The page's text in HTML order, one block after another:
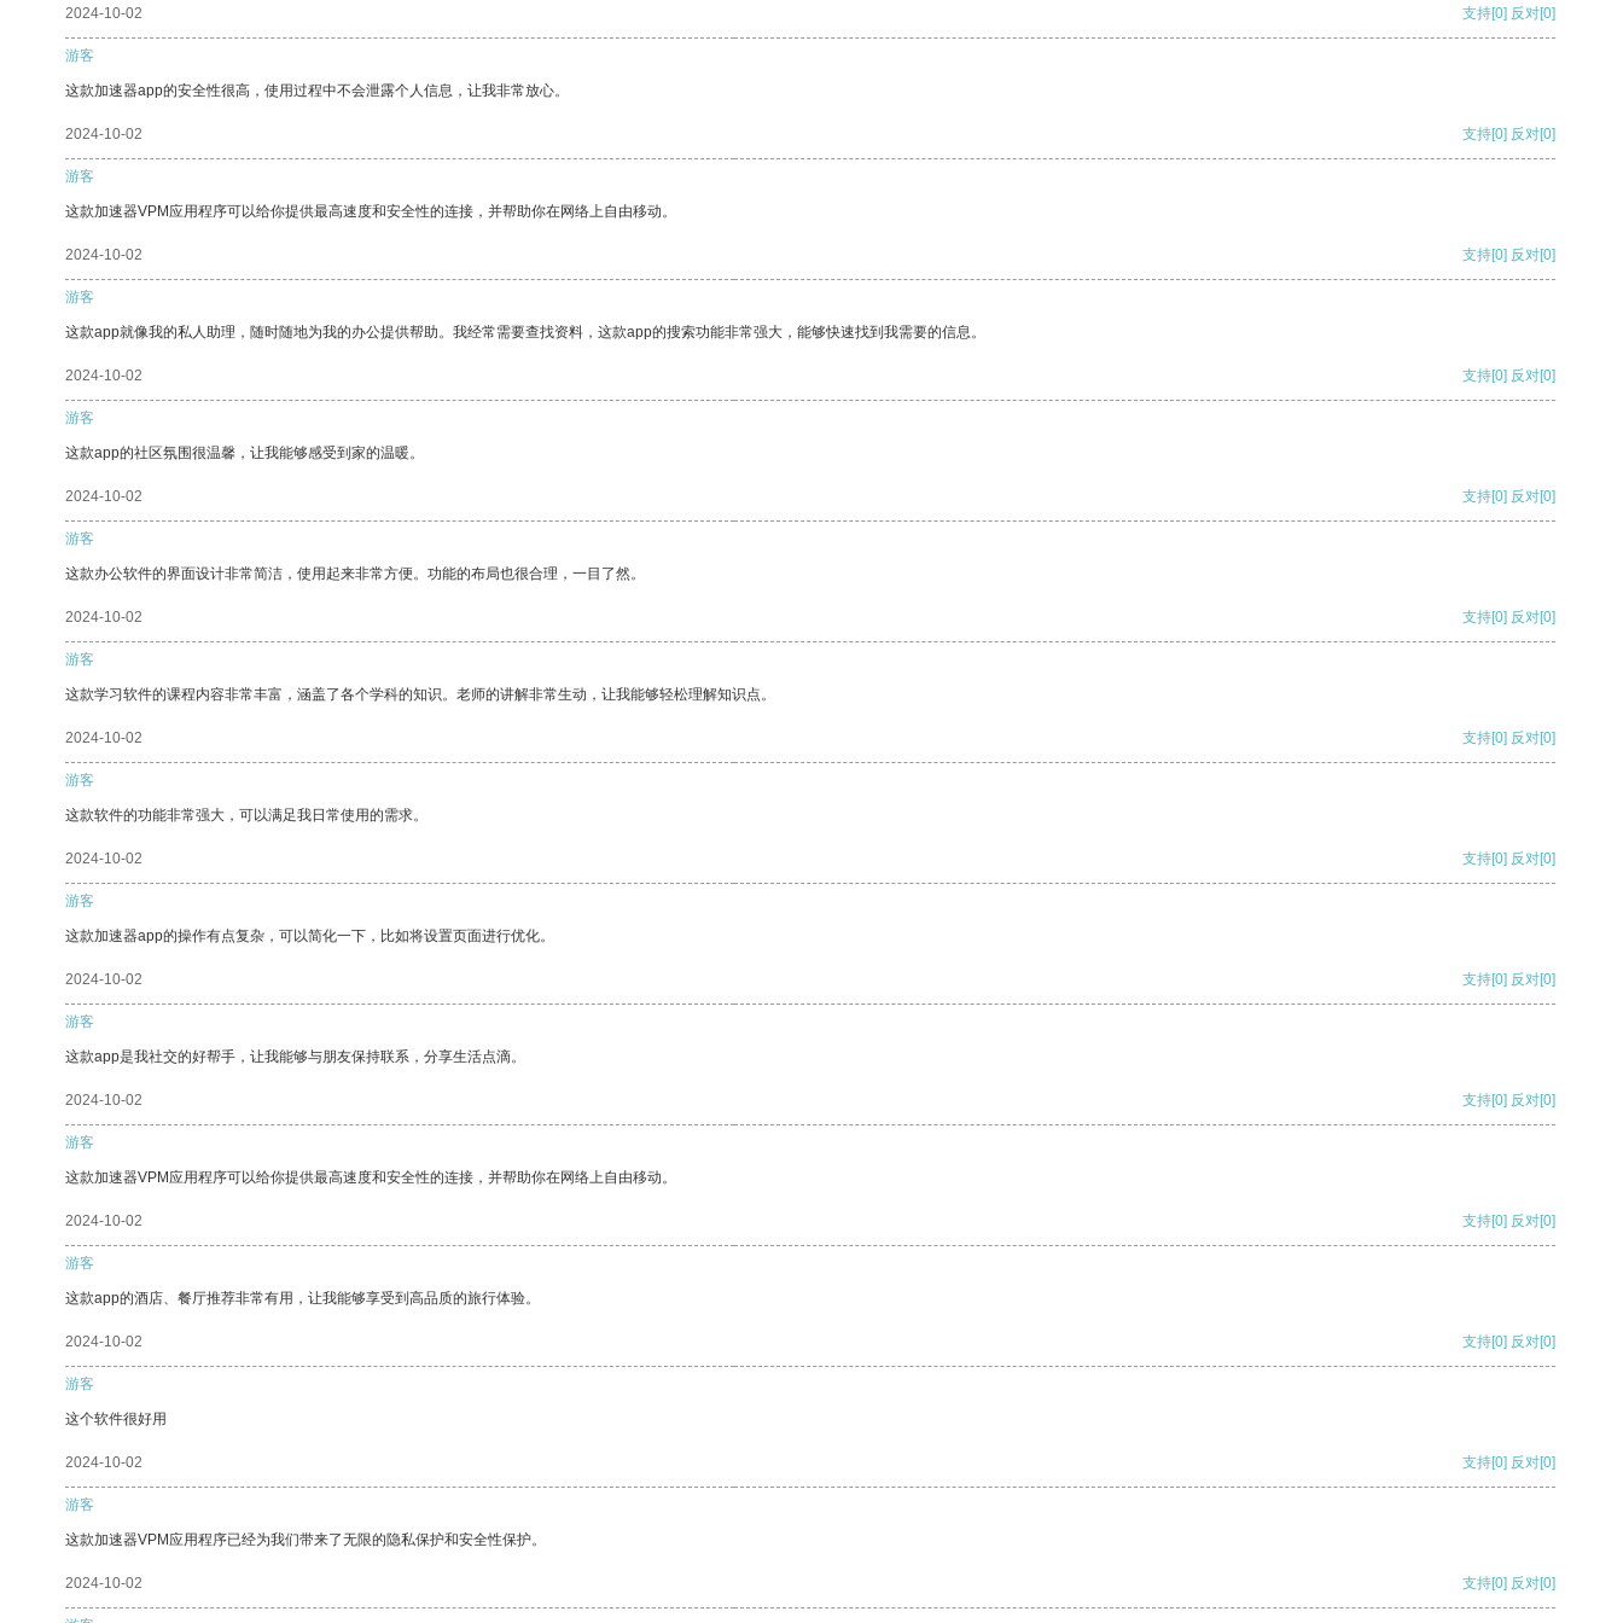
2024-10-02 支持[0] 反对[0]
游客
这款加速器app的安全性很高，使用过程中不会泄露个人信息，让我非常放心。
2024-10-02 支持[0] 反对[0]
游客
这款加速器VPM应用程序可以给你提供最高速度和安全性的连接，并帮助你在网络上自由移动。
2024-10-02 支持[0] 反对[0]
游客
这款app就像我的私人助理，随时随地为我的办公提供帮助。我经常需要查找资料，这款app的搜索功能非常强大，能够快速找到我需要的信息。
2024-10-02 支持[0] 反对[0]
游客
这款app的社区氛围很温馨，让我能够感受到家的温暖。
2024-10-02 支持[0] 反对[0]
游客
这款办公软件的界面设计非常简洁，使用起来非常方便。功能的布局也很合理，一目了然。
2024-10-02 支持[0] 反对[0]
游客
这款学习软件的课程内容非常丰富，涵盖了各个学科的知识。老师的讲解非常生动，让我能够轻松理解知识点。
2024-10-02 支持[0] 反对[0]
游客
这款软件的功能非常强大，可以满足我日常使用的需求。
2024-10-02 支持[0] 反对[0]
游客
这款加速器app的操作有点复杂，可以简化一下，比如将设置页面进行优化。
2024-10-02 支持[0] 反对[0]
游客
这款app是我社交的好帮手，让我能够与朋友保持联系，分享生活点滴。
2024-10-02 支持[0] 反对[0]
游客
这款加速器VPM应用程序可以给你提供最高速度和安全性的连接，并帮助你在网络上自由移动。
2024-10-02 支持[0] 反对[0]
游客
这款app的酒店、餐厅推荐非常有用，让我能够享受到高品质的旅行体验。
2024-10-02 支持[0] 反对[0]
游客
这个软件很好用
2024-10-02 支持[0] 反对[0]
游客
这款加速器VPM应用程序已经为我们带来了无限的隐私保护和安全性保护。
2024-10-02 支持[0] 反对[0]